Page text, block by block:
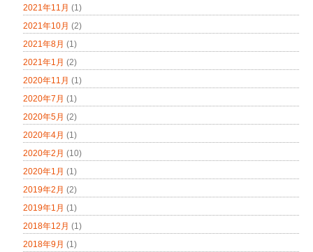
2021年11月 (1)
2021年10月 (2)
2021年8月 (1)
2021年1月 (2)
2020年11月 (1)
2020年7月 (1)
2020年5月 (2)
2020年4月 (1)
2020年2月 (10)
2020年1月 (1)
2019年2月 (2)
2019年1月 (1)
2018年12月 (1)
2018年9月 (1)